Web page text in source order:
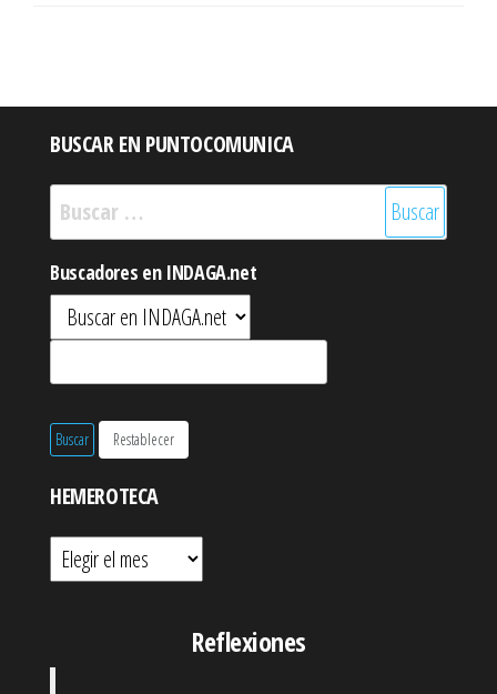
BUSCAR EN PUNTOCOMUNICA
Buscar:
Buscadores en INDAGA.net
HEMEROTECA
Hemeroteca
Reflexiones